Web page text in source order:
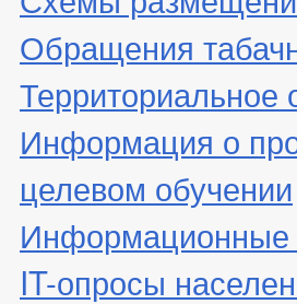
Обращения
Информация о
целевом обучении
Информационные
IT-опросы